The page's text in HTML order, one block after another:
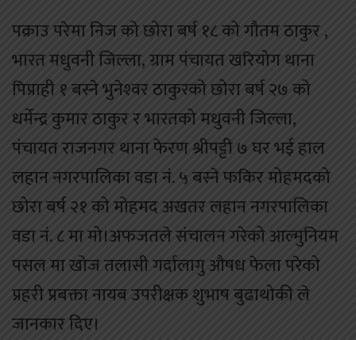
पक्राउ परेमा निज को छोरा बर्ष १८ को गौतम ठाकुर ,
भारत मधुवनी जिल्ला, ग्राम पंचायत खरियोग थाना
पिप्राही १ बस्ने भुनेश्‍वर ठाकुरको छोरा बर्ष २७ को
धर्मेन्द्र कुमार ठाकुर र भारतको मधुवनी जिल्ला,
पंचायत राजनगर थाना फेरण श्रीपट्टी ७ घर भई हाल
लहान नगरपालिका वडा नं. ५ बस्ने फकिर मोहमदको
छोरा बर्ष २१ को मोहमद अखतर लहान नगरपालिका
वडा नं. ८ मा मो।अफजतले संचालन गरेको आल्मुनियम
पसल मा खोज तलासी गर्दालागु औषध फेला परेको
प्रहरी प्रबक्ता नायब उपरीक्षक शुभाष बुढाथोकी ले
जानकार दिए।